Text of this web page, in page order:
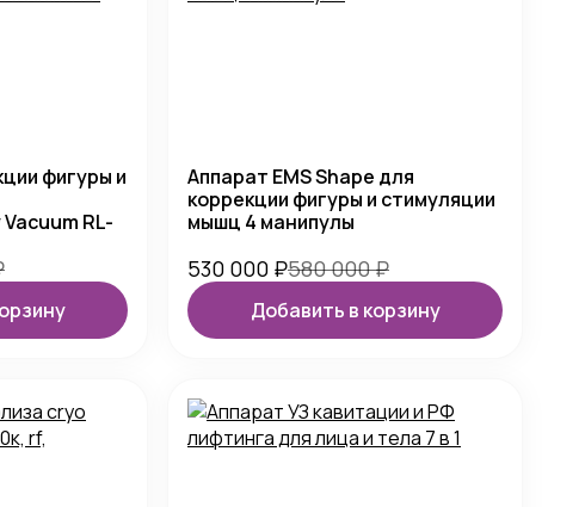
фигуры и
RL-
Аппарат EMS Shape для
коррекции фигуры и стимуляции
мышц 4 манипулы
530 000 ₽580 000₽
Добавить в корзину